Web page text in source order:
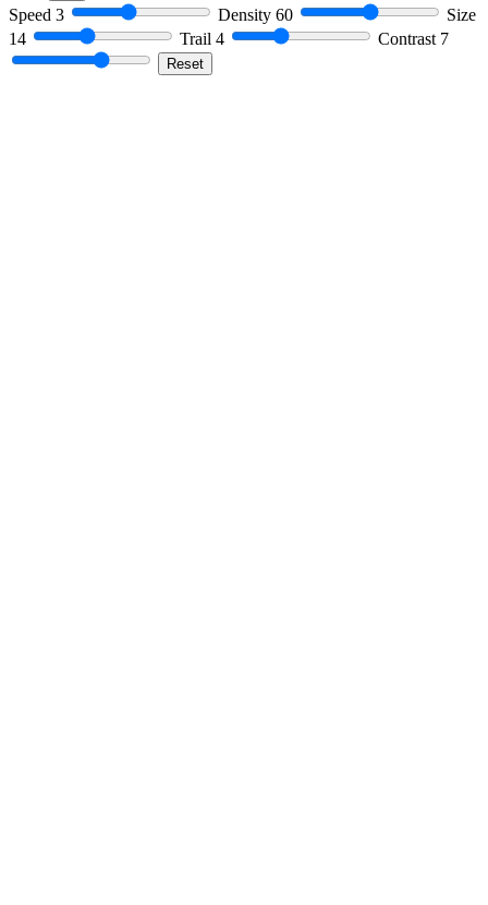
Speed 3 Density 60
Size
14
Trail 4 Contrast 7
Reset